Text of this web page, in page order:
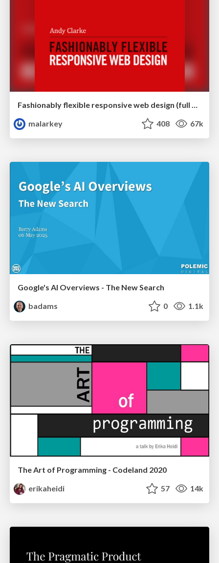
malarkey
408 67k
Google's AI Overviews - The New Search
badams
0 1.1k
The Art of Programming - Codeland 2020
erikaheidi
57 14k